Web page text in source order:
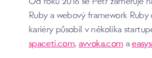
Ruby a webový framework Ruby
kariéry působil v několika
spaceti.com, avvoka.com a